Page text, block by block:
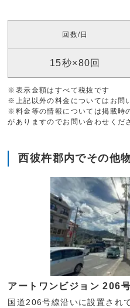
回数/日
15秒×80回
※表示金額はすべて税抜です
※上記以外の料金についてはお問
※料金等の情報については掲載時
がありますのでお問い合わせくだ
西彼杵郡内でその他
アートワンビジョン 206
国道206号線沿いに設置され